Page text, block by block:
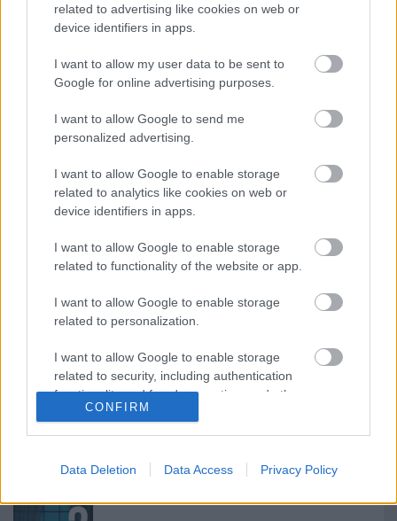
related to advertising like cookies on web or
device identifiers in apps.
I want to allow my user data to be sent to
Google for online advertising purposes.
I want to allow Google to send me
personalized advertising.
I want to allow Google to enable storage
related to analytics like cookies on web or
device identifiers in apps.
I want to allow Google to enable storage
related to functionality of the website or app.
I want to allow Google to enable storage
related to personalization.
I want to allow Google to enable storage
related to security, including authentication
functionality and fraud prevention, and other
user protection.
CONFIRM
Data Deletion Data Access Privacy Policy
Címkék:budapest játék programajánló 2015
Új-zélandi kalandok rengeteg fotóval,
egy kis maori konyhával és pitével
Botrányos körülmények között bezárt
Amerika legjobb étterme
éttermeink?
Életem egyik legbizarrabb